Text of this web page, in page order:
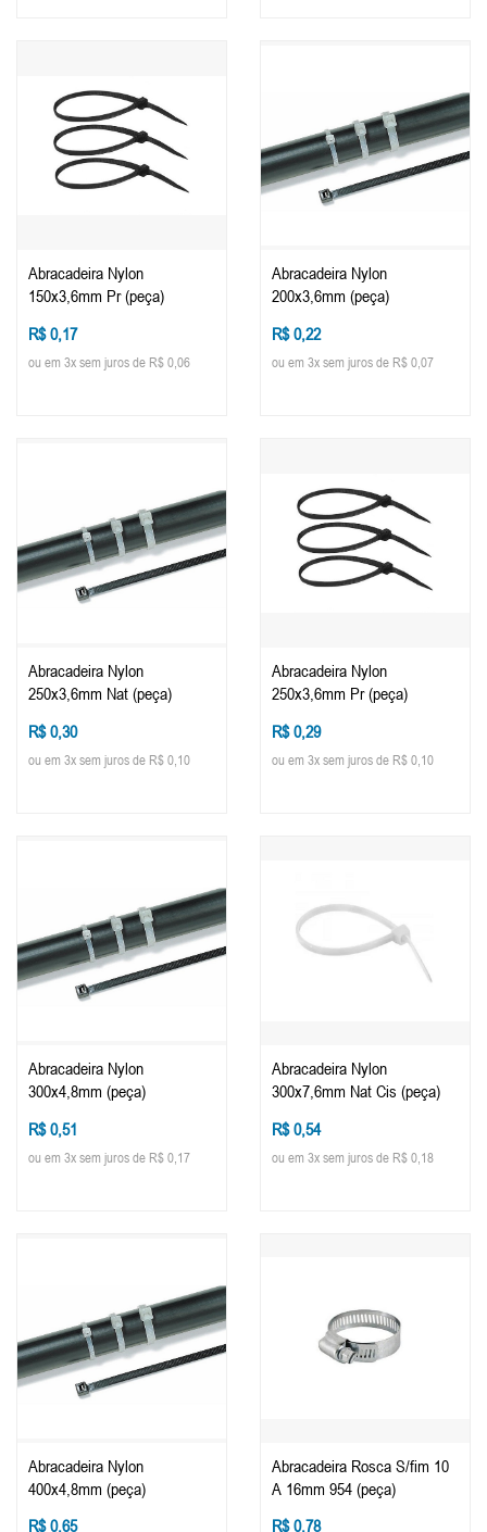
Abracadeira Nylon
150x3,6mm Pr (peça)
R$ 0,17
ou em 3x sem juros de R$ 0,06
Abracadeira Nylon
200x3,6mm (peça)
R$ 0,22
ou em 3x sem juros de R$ 0,07
Abracadeira Nylon
250x3,6mm Nat (peça)
R$ 0,30
ou em 3x sem juros de R$ 0,10
Abracadeira Nylon
250x3,6mm Pr (peça)
R$ 0,29
ou em 3x sem juros de R$ 0,10
Abracadeira Nylon
300x4,8mm (peça)
R$ 0,51
ou em 3x sem juros de R$ 0,17
Abracadeira Nylon
300x7,6mm Nat Cis (peça)
R$ 0,54
ou em 3x sem juros de R$ 0,18
Abracadeira Nylon
400x4,8mm (peça)
R$ 0,65
Abracadeira Rosca S/fim 10
A 16mm 954 (peça)
R$ 0,78